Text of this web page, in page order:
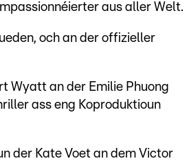
aus aller Welt.
och an der offizieller
Wyatt an der Emilie Phuong
ass eng Koproduktioun
der Kate Voet an dem Victor